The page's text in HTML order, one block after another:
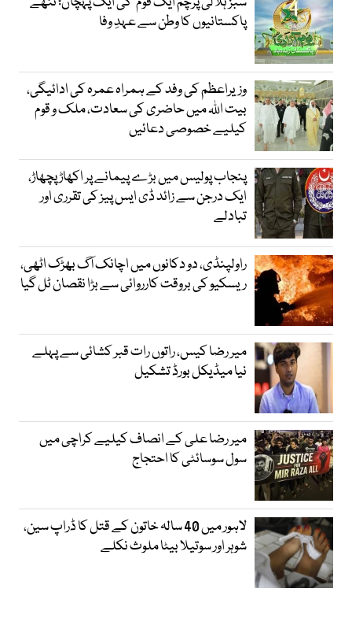
پاکستانیوں کا وطن سے عہدِ وفا
وزیراعظم کی وفد کے ہمراہ عمرہ کی ادائیگی،
بیت اللہ میں حاضری کی سعادت، ملک و قوم
کیلیے خصوصی دعائیں
پنجاب پولیس میں بڑے پیمانے پر اکھاڑ پچھاڑ،
ایک درجن سے زائد ڈی ایس پیز کی تقرری اور
تبادلے
راولپنڈی، دو دکانوں میں اچانک آگ بھڑک اٹھی،
ریسکیو کی بروقت کارروائی سے بڑا نقصان ٹل گیا
میر رضا کیس، راتوں رات قبر کشائی سے پہلے
نیا میڈیکل بورڈ تشکیل
میر رضا علی کے انصاف کیلیے کراچی میں
سول سوسائٹی کا احتجاج
لاہور میں 40 سالہ خاتون کے قتل کا ڈراپ سین،
شوہر اور سوتیلا بیٹا ملوث نکلے